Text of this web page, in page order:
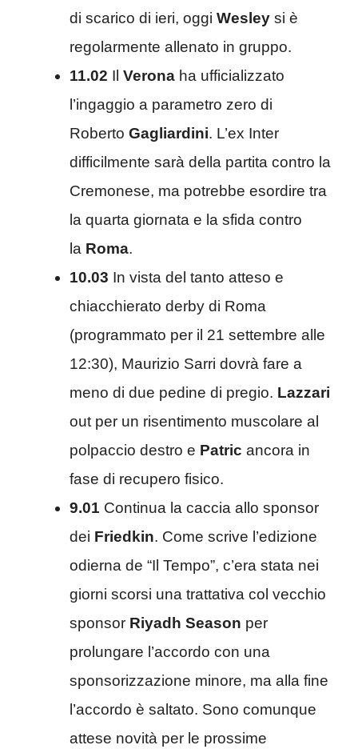
di scarico di ieri, oggi Wesley si è
regolarmente allenato in gruppo.
11.02 Il Verona ha ufficializzato
l’ingaggio a parametro zero di
Roberto Gagliardini. L’ex Inter
difficilmente sarà della partita contro la
Cremonese, ma potrebbe esordire tra
la quarta giornata e la sfida contro
la Roma.
10.03 In vista del tanto atteso e
chiacchierato derby di Roma
(programmato per il 21 settembre alle
12:30), Maurizio Sarri dovrà fare a
meno di due pedine di pregio. Lazzari
out per un risentimento muscolare al
polpaccio destro e Patric ancora in
fase di recupero fisico.
9.01 Continua la caccia allo sponsor
dei Friedkin. Come scrive l’edizione
odierna de “Il Tempo”, c’era stata nei
giorni scorsi una trattativa col vecchio
sponsor Riyadh Season per
prolungare l’accordo con una
sponsorizzazione minore, ma alla fine
l’accordo è saltato. Sono comunque
attese novità per le prossime